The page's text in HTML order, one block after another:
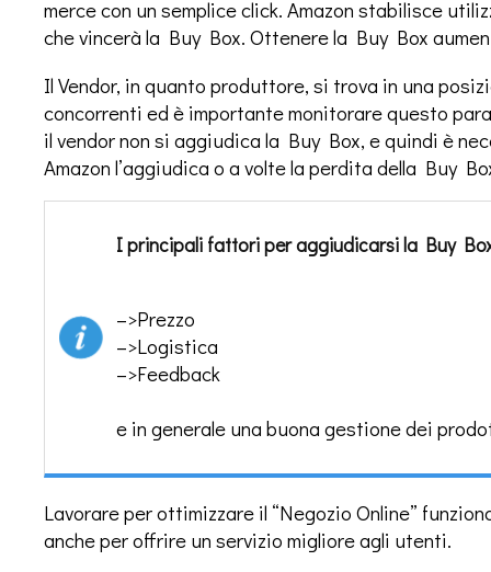
merce con un semplice click. Amazon stabilisce
che vincerà la Buy Box. Ottenere la Buy Box
Il Vendor, in quanto produttore, si trova in una
concorrenti ed è importante monitorare questo
il vendor non si aggiudica la Buy Box, e quindi è
Amazon l’aggiudica o a volte la perdita della Buy
I principali fattori per aggiudicarsi la Buy
–>Prezzo
–>Logistica
–>Feedback
e in generale una buona gestione dei
Lavorare per ottimizzare il “Negozio Online”
anche per offrire un servizio migliore agli utenti.